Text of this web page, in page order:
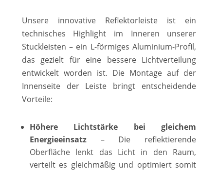
Unsere innovative Reflektorleiste ist ein
technisches Highlight im Inneren unserer
Stuckleisten – ein L-förmiges Aluminium-Profil,
das gezielt für eine bessere Lichtverteilung
entwickelt worden ist. Die Montage auf der
Innenseite der Leiste bringt entscheidende
Vorteile:
Höhere Lichtstärke bei gleichem
Energieeinsatz– Die reflektierende
Oberfläche lenkt das Licht in den Raum,
verteilt es gleichmäßig und optimiert somit